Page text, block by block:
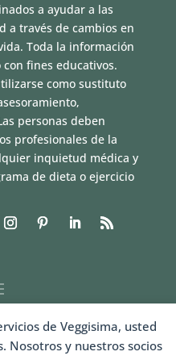
de Veggisima, usted
Nosotros y nuestros socios
a ayudar a las
a través de cambios en
Toda la información
fines educativos.
como sustituto
personas deben
profesionales de la
inquietud médica y
de dieta o ejercicio